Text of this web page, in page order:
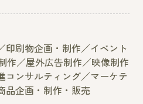
印刷物企画・制作／イベント
作／屋外広告制作／映像制作
コンサルティング／マーケテ
品企画・制作・販売